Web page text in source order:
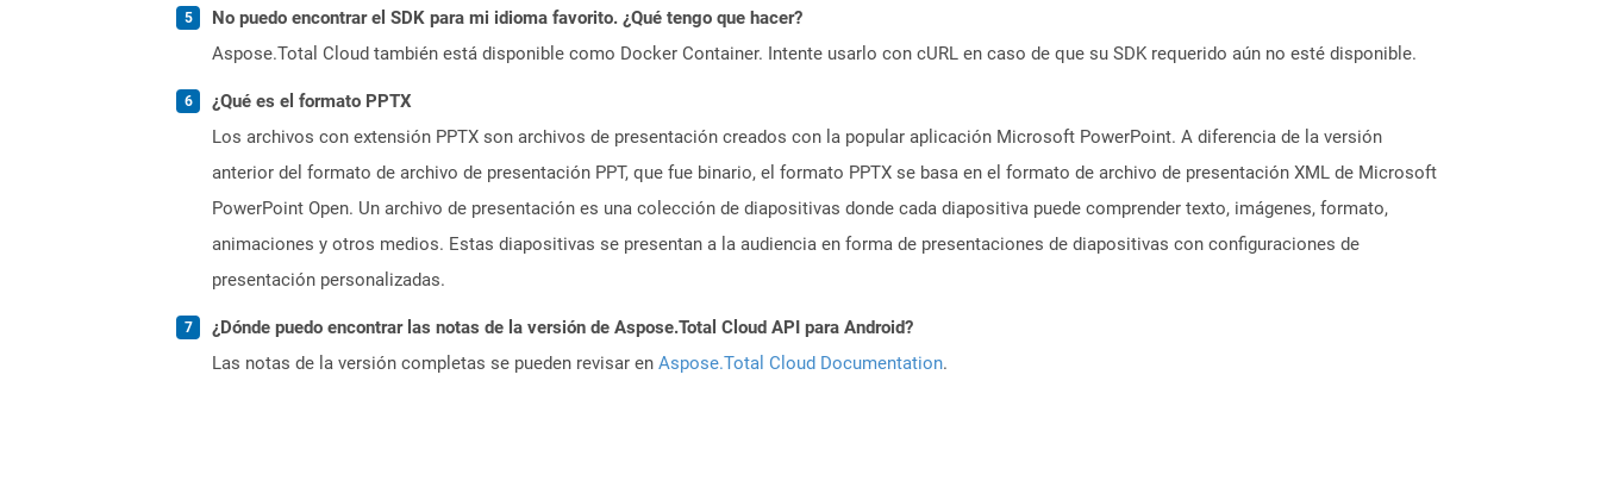
No puedo encontrar el SDK para mi idioma favorito. ¿Qué tengo que hacer?
Aspose.Total Cloud también está disponible como Docker Container. Intente usarlo con cURL en caso de que su SDK requerido aún no esté disponible.
¿Qué es el formato PPTX
Los archivos con extensión PPTX son archivos de presentación creados con la popular aplicación Microsoft PowerPoint. A diferencia de la versión
anterior del formato de archivo de presentación PPT, que fue binario, el formato PPTX se basa en el formato de archivo de presentación XML de Microsoft
PowerPoint Open. Un archivo de presentación es una colección de diapositivas donde cada diapositiva puede comprender texto, imágenes, formato,
animaciones y otros medios. Estas diapositivas se presentan a la audiencia en forma de presentaciones de diapositivas con configuraciones de
presentación personalizadas.
¿Dónde puedo encontrar las notas de la versión de Aspose.Total Cloud API para Android?
Las notas de la versión completas se pueden revisar en Aspose.Total Cloud Documentation.